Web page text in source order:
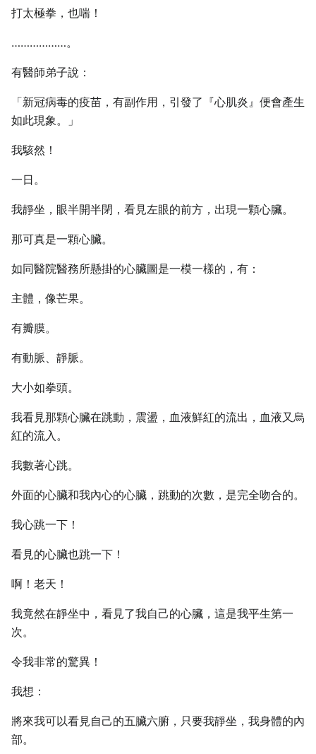
打太極拳，也喘！
………………。
有醫師弟子說：
「新冠病毒的疫苗，有副作用，引發了『心肌炎』便會產生
如此現象。」
我駭然！
一日。
我靜坐，眼半開半閉，看見左眼的前方，出現一顆心臟。
那可真是一顆心臟。
如同醫院醫務所懸掛的心臟圖是一模一樣的，有：
主體，像芒果。
有瓣膜。
有動脈、靜脈。
大小如拳頭。
我看見那顆心臟在跳動，震盪，血液鮮紅的流出，血液又烏
紅的流入。
我數著心跳。
外面的心臟和我內心的心臟，跳動的次數，是完全吻合的。
我心跳一下！
看見的心臟也跳一下！
啊！老天！
我竟然在靜坐中，看見了我自己的心臟，這是我平生第一
次。
令我非常的驚異！
我想：
將來我可以看見自己的五臟六腑，只要我靜坐，我身體的內
部。